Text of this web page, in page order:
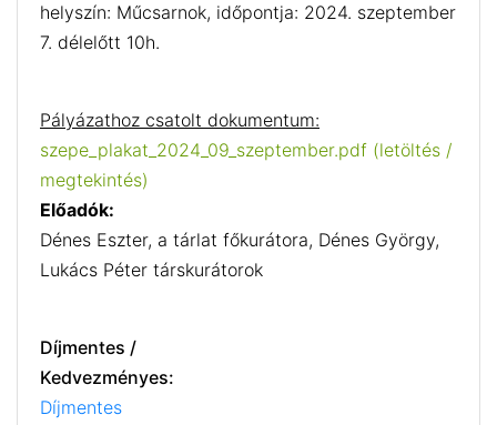
helyszín: Műcsarnok, időpontja: 2024. szeptember
7. délelőtt 10h.
Pályázathoz csatolt dokumentum:
szepe_plakat_2024_09_szeptember.pdf (letöltés /
megtekintés)
Előadók:
Dénes Eszter, a tárlat főkurátora, Dénes György,
Lukács Péter társkurátorok
Díjmentes /
Kedvezményes:
Díjmentes